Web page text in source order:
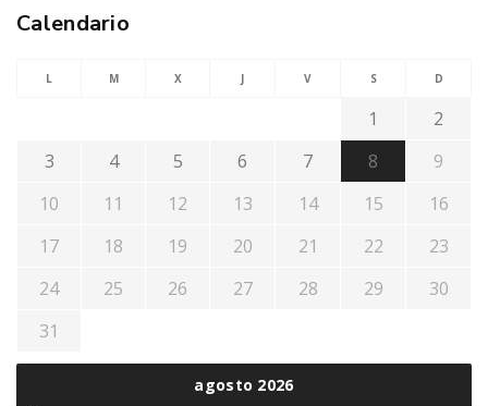
Calendario
agosto 2026
L M X J V S D
1
2
3
4 5 6 7 8
9
10
11 12 13 14 15
16
17
18 19 20 21 22
23
24
25 26 27 28 29
30
31